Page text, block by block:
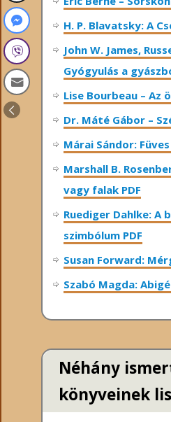
H. P. Blavatsky: A
John W. James,
Gyógyulás a
Lise Bourbeau – Az
Dr. Máté Gábor –
Márai Sándor:
Marshall B.
vagy falak PDF
Ruediger Dahlke: A
szimbólum PDF
Susan Forward:
Szabó Magda:
Néhány
könyveinek